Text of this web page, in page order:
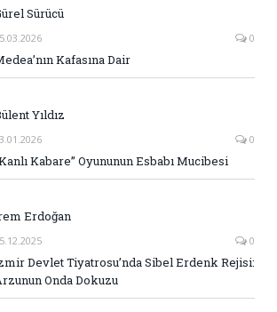
Sürücü
0
Kafasına Dair
Yıldız
0
Kabare” Oyununun Esbabı Mucibesi
Erdoğan
0
Devlet Tiyatrosu’nda Sibel Erdenk Rejisi:
Onda Dokuzu